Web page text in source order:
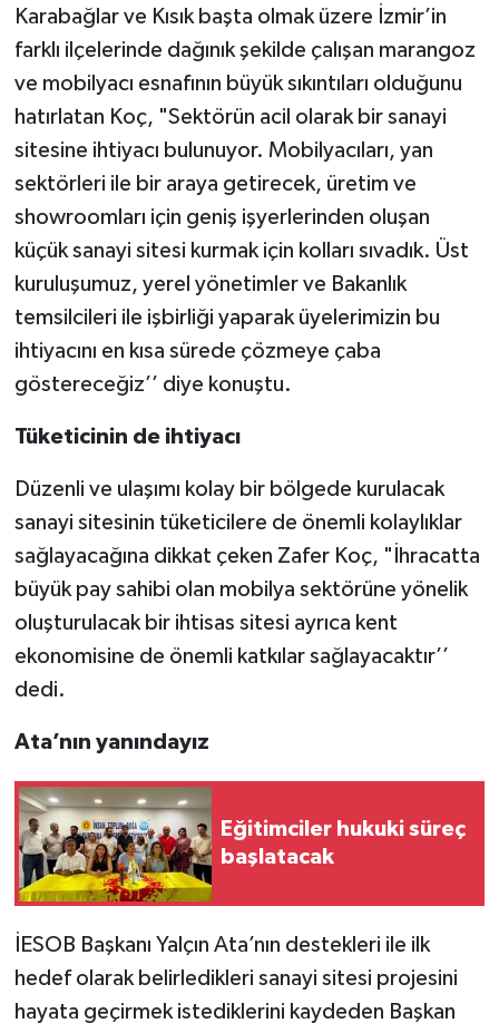
Karabağlar ve Kısık başta olmak üzere İzmir’in
farklı ilçelerinde dağınık şekilde çalışan marangoz
ve mobilyacı esnafının büyük sıkıntıları olduğunu
hatırlatan Koç, "Sektörün acil olarak bir sanayi
sitesine ihtiyacı bulunuyor. Mobilyacıları, yan
sektörleri ile bir araya getirecek, üretim ve
showroomları için geniş işyerlerinden oluşan
küçük sanayi sitesi kurmak için kolları sıvadık. Üst
kuruluşumuz, yerel yönetimler ve Bakanlık
temsilcileri ile işbirliği yaparak üyelerimizin bu
ihtiyacını en kısa sürede çözmeye çaba
göstereceğiz’’ diye konuştu.
Tüketicinin de ihtiyacı
Düzenli ve ulaşımı kolay bir bölgede kurulacak
sanayi sitesinin tüketicilere de önemli kolaylıklar
sağlayacağına dikkat çeken Zafer Koç, "İhracatta
büyük pay sahibi olan mobilya sektörüne yönelik
oluşturulacak bir ihtisas sitesi ayrıca kent
ekonomisine de önemli katkılar sağlayacaktır’’
dedi.
Ata’nın yanındayız
Eğitimciler hukuki süreç
başlatacak
İESOB Başkanı Yalçın Ata’nın destekleri ile ilk
hedef olarak belirledikleri sanayi sitesi projesini
hayata geçirmek istediklerini kaydeden Başkan